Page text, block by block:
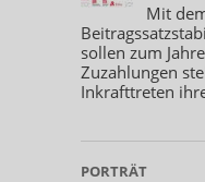
Mit
sollen zum
Zuzahlungen
Inkrafttreten
PORTRÄT